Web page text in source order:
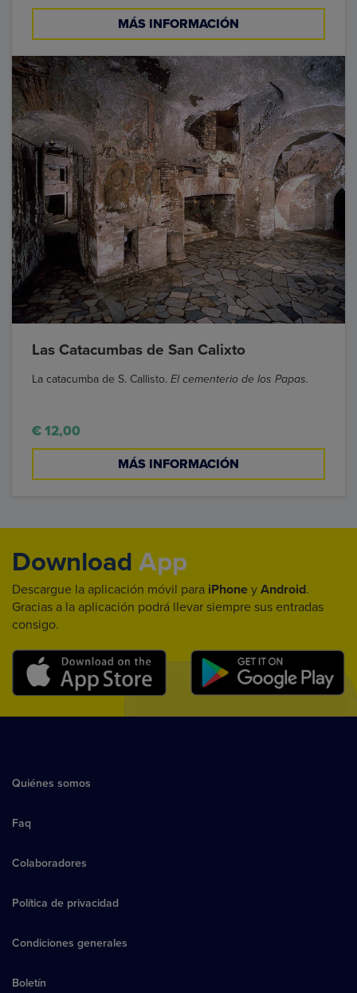
MÁS INFORMACIÓN
Las Catacumbas de San Calixto
La catacumba de S. Callisto. El cementerio de los Papas.
€ 12,00
MÁS INFORMACIÓN
Download App
Descargue la aplicación móvil para iPhone y Android.
Gracias a la aplicación podrá llevar siempre sus entradas
consigo.
Quiénes somos
Faq
Colaboradores
Política de privacidad
Condiciones generales
Boletín